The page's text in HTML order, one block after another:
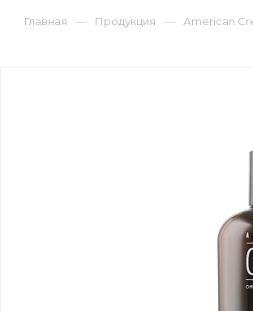
Главная — Продукция — Аmerican